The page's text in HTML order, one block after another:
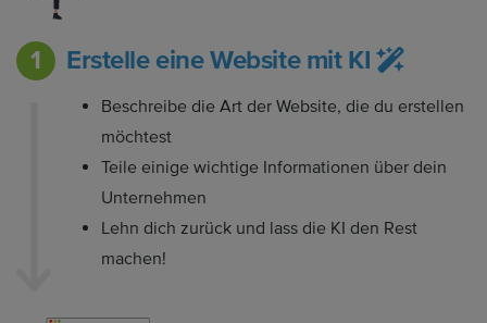
Erstelle eine Website mit KI
Beschreibe die Art der Website, die du erstellen
möchtest
Teile einige wichtige Informationen über dein
Unternehmen
Lehn dich zurück und lass die KI den Rest
machen!